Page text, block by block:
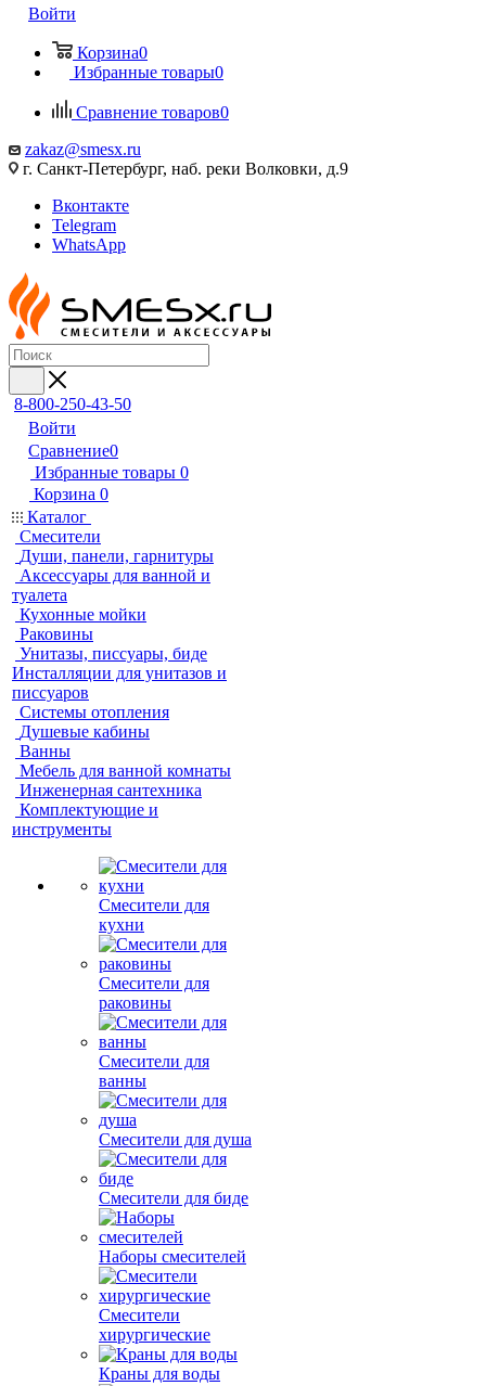
Войти
Корзина0
Избранные товары0
Сравнение товаров0
zakaz@smesx.ru
г. Санкт-Петербург, наб. реки Волковки, д.9
Вконтакте
Telegram
WhatsApp
8-800-250-43-50
Войти
Сравнение0
Избранные товары 0
Корзина 0
Каталог
Смесители
Души, панели, гарнитуры
Аксессуары для ванной и
туалета
Кухонные мойки
Раковины
Унитазы, писсуары, биде
Инсталляции для унитазов и
писсуаров
Системы отопления
Душевые кабины
Ванны
Мебель для ванной комнаты
Инженерная сантехника
Комплектующие и
инструменты
Смесители для
кухни
Смесители для
раковины
Смесители для
ванны
Смесители для душа
Смесители для биде
Наборы смесителей
Смесители
хирургические
Краны для воды